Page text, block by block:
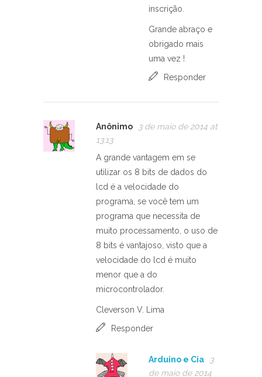
inscrição.
Grande abraço e
obrigado mais
uma vez !
Responder
Anônimo
3 de maio de 2014 at
13:13
A grande vantagem em se
utilizar os 8 bits de dados do
lcd é a velocidade do
programa, se você tem um
programa que necessita de
muito processamento, o uso de
8 bits é vantajoso, visto que a
velocidade do lcd é muito
menor que a do
microcontrolador.
Cleverson V. Lima
Responder
Arduino e Cia
3
de maio de 2014